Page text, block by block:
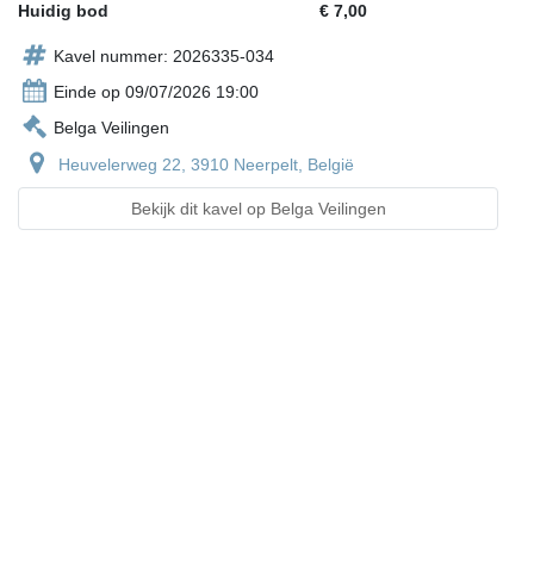
Huidig bod
€ 7,00
Kavel nummer: 2026335-034
Einde op 09/07/2026 19:00
Belga Veilingen
Heuvelerweg 22, 3910 Neerpelt, België
Bekijk dit kavel op Belga Veilingen